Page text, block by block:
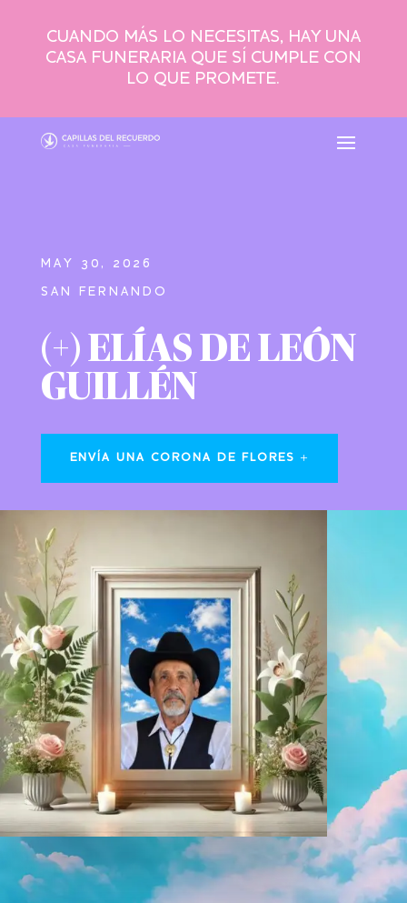
CUANDO MÁS LO NECESITAS, HAY UNA
CASA FUNERARIA QUE SÍ CUMPLE CON
LO QUE PROMETE.
MAY 30, 2026
SAN FERNANDO
(+) ELÍAS DE LEÓN
GUILLÉN
ENVÍA UNA CORONA DE FLORES